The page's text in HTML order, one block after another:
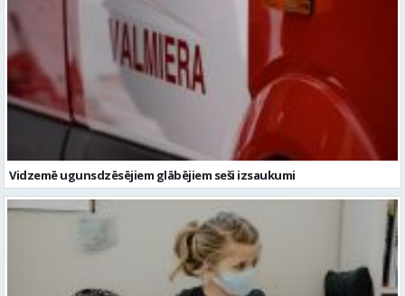
Vidzemē ugunsdzēsējiem glābējiem seši izsaukumi